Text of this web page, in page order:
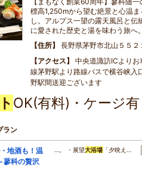
標高1,250mから望む絶景と心温
し。アルプス一望の露天風呂と伝
に愛された歴史と湯を味わう旅へ
住所
長野県茅野市北山５５２
アクセス
中央道諏訪ICより
線茅野駅より路線バスで横谷峡入
野駅間送迎ございます
OK(有料)・ケージ
ラン
地酒も！温
蓼科の贅沢
…。 ・展望大浴場 「夕映え…